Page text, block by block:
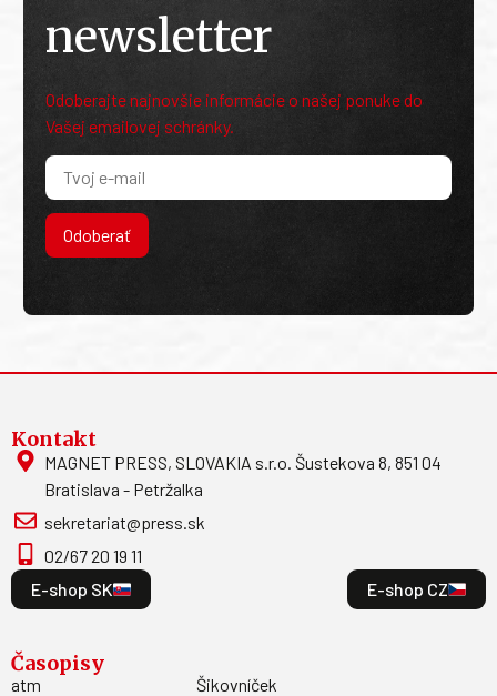
newsletter
Odoberajte najnovšie informácie o našej ponuke do
Vašej emailovej schránky.
Odoberať
Kontakt
MAGNET PRESS, SLOVAKIA s.r.o. Šustekova 8, 851 04
Bratislava - Petržalka
sekretariat@press.sk
02/67 20 19 11
E-shop SK
E-shop CZ
Časopisy
atm
Šikovníček